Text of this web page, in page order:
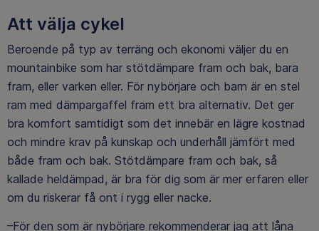
Att välja cykel
Beroende på typ av terräng och ekonomi väljer du en
mountainbike som har stötdämpare fram och bak, bara
fram, eller varken eller. För nybörjare och barn är en stel
ram med dämpargaffel fram ett bra alternativ. Det ger
bra komfort samtidigt som det innebär en lägre kostnad
och mindre krav på kunskap och underhåll jämfört med
både fram och bak. Stötdämpare fram och bak, så
kallade heldämpad, är bra för dig som är mer erfaren eller
om du riskerar få ont i rygg eller nacke.
–För den som är nybörjare rekommenderar jag att låna